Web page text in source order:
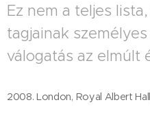
Ez nem a teljes
tagjainak
válogatás az elmúlt
2008. London, Royal Albert